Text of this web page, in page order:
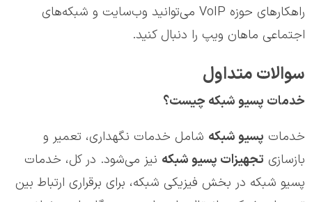
راهکارهای حوزه VoIP می‌توانید وب‌سایت و شبکه‌های
اجتماعی ماهان ویپ را دنبال کنید.
سوالات متداول
خدمات پسیو شبکه چیست؟
خدمات پسيو شبكه شامل خدمات نگهداری، تعمیر و
بازسازی تجهیزات پسیو شبکه نیز می‌شود. در کل، خدمات
پسیو شبکه در بخش فیزیکی شبکه، برای برقراری ارتباط بین